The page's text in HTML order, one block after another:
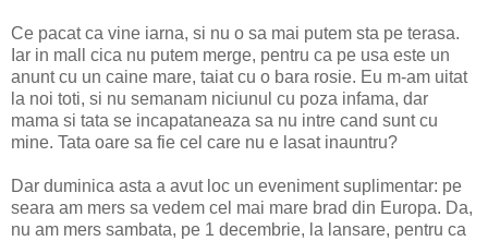
Ce pacat ca vine iarna, si nu o sa mai putem sta pe terasa.
Iar in mall cica nu putem merge, pentru ca pe usa este un
anunt cu un caine mare, taiat cu o bara rosie. Eu m-am uitat
la noi toti, si nu semanam niciunul cu poza infama, dar
mama si tata se incapataneaza sa nu intre cand sunt cu
mine. Tata oare sa fie cel care nu e lasat inauntru?
Dar duminica asta a avut loc un eveniment suplimentar: pe
seara am mers sa vedem cel mai mare brad din Europa. Da,
nu am mers sambata, pe 1 decembrie, la lansare, pentru ca